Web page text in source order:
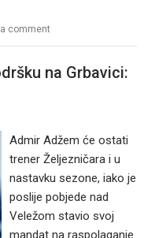
comment
na Grbavici:
Admir Adžem će ostati
trener Željezničara i u
nastavku sezone, iako je
poslije pobjede nad
Veležom stavio svoj
mandat na raspolaganje